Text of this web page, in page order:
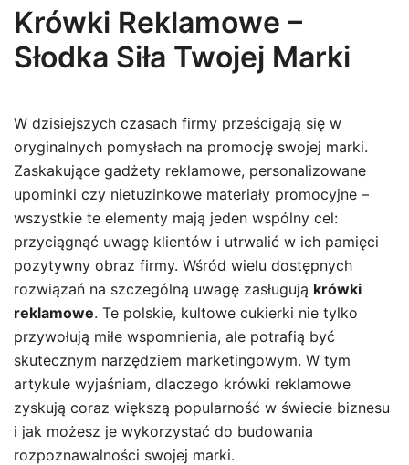
Krówki Reklamowe –
Słodka Siła Twojej Marki
W dzisiejszych czasach firmy prześcigają się w
oryginalnych pomysłach na promocję swojej marki.
Zaskakujące gadżety reklamowe, personalizowane
upominki czy nietuzinkowe materiały promocyjne –
wszystkie te elementy mają jeden wspólny cel:
przyciągnąć uwagę klientów i utrwalić w ich pamięci
pozytywny obraz firmy. Wśród wielu dostępnych
rozwiązań na szczególną uwagę zasługują krówki
reklamowe. Te polskie, kultowe cukierki nie tylko
przywołują miłe wspomnienia, ale potrafią być
skutecznym narzędziem marketingowym. W tym
artykule wyjaśniam, dlaczego krówki reklamowe
zyskują coraz większą popularność w świecie biznesu
i jak możesz je wykorzystać do budowania
rozpoznawalności swojej marki.